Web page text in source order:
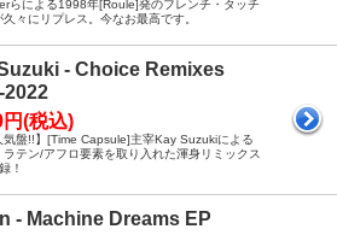
らによる1998年[Roule]発のフレンチ・タッチ
々にリプレス。今なお最高です。
- Choice Remixes
2022
(税込)
気盤!!】[Time Capsule]主宰Kay Suzukiによる
ラテン/アフロ要素を取り入れた渾身リミックス
！
- Machine Dreams EP